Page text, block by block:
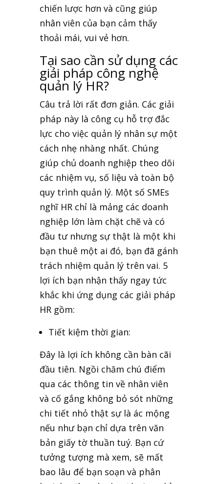
chiến lược hơn và cũng giúp
nhân viên của bạn cảm thấy
thoải mái, vui vẻ hơn.
Tại sao cần sử dụng các
giải pháp công nghệ
quản lý HR?
Câu trả lời rất đơn giản. Các giải
pháp này là công cụ hỗ trợ đắc
lực cho việc quản lý nhân sự một
cách nhẹ nhàng nhất. Chúng
giúp chủ doanh nghiệp theo dõi
các nhiệm vụ, số liệu và toàn bộ
quy trình quản lý. Một số SMEs
nghĩ HR chỉ là mảng các doanh
nghiệp lớn làm chặt chẽ và có
đầu tư nhưng sự thật là một khi
bạn thuê một ai đó, bạn đã gánh
trách nhiệm quản lý trên vai. 5
lợi ích bạn nhận thấy ngay tức
khắc khi ứng dụng các giải pháp
HR gồm:
Tiết kiệm thời gian:
Đây là lợi ích không cần bàn cãi
đầu tiên. Ngồi chăm chú điểm
qua các thông tin về nhân viên
và cố gắng không bỏ sót những
chi tiết nhỏ thật sự là ác mộng
nếu như bạn chỉ dựa trên văn
bản giấy tờ thuần tuý. Bạn cứ
tưởng tượng mà xem, sẽ mất
bao lâu để bạn soạn và phân